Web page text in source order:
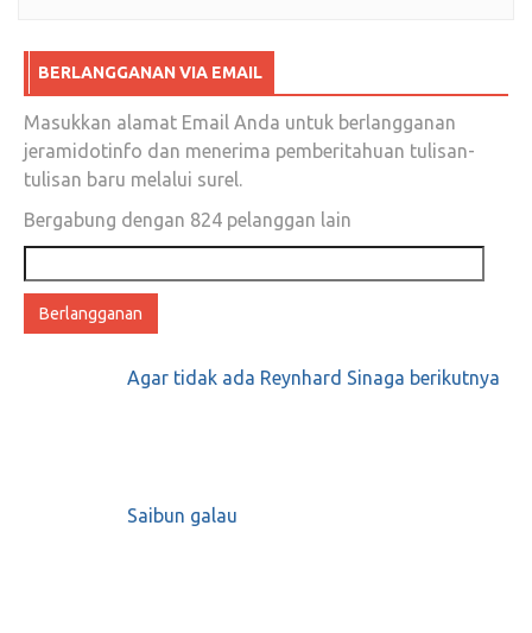
BERLANGGANAN VIA EMAIL
Masukkan alamat Email Anda untuk berlangganan
jeramidotinfo dan menerima pemberitahuan tulisan-
tulisan baru melalui surel.
Bergabung dengan 824 pelanggan lain
email
Agar tidak ada Reynhard Sinaga berikutnya
Saibun galau